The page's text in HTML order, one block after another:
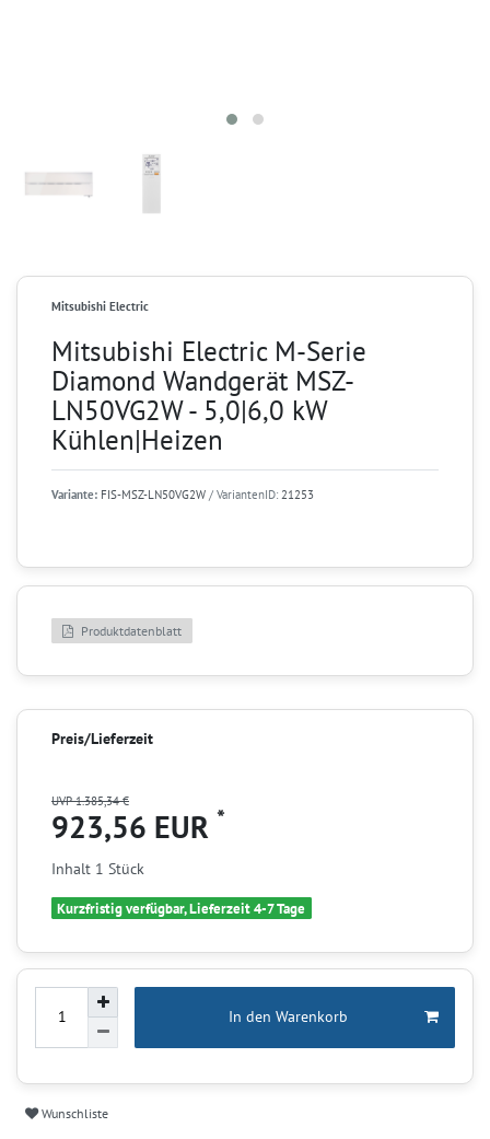
Mitsubishi Electric
Mitsubishi Electric M-Serie
Diamond Wandgerät MSZ-
LN50VG2W - 5,0|6,0 kW
Kühlen|Heizen
Variante: FIS-MSZ-LN50VG2W / VariantenID: 21253
Produktdatenblatt
Preis/Lieferzeit
UVP 1.385,34 €
923,56 EUR *
Inhalt 1 Stück
Kurzfristig verfügbar, Lieferzeit 4-7 Tage
In den Warenkorb
Wunschliste